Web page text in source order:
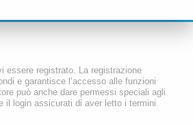
essere registrato. La registrazione
e garantisce l’accesso alle funzioni
può anche dare permessi speciali agli
il login assicurati di aver letto i termini